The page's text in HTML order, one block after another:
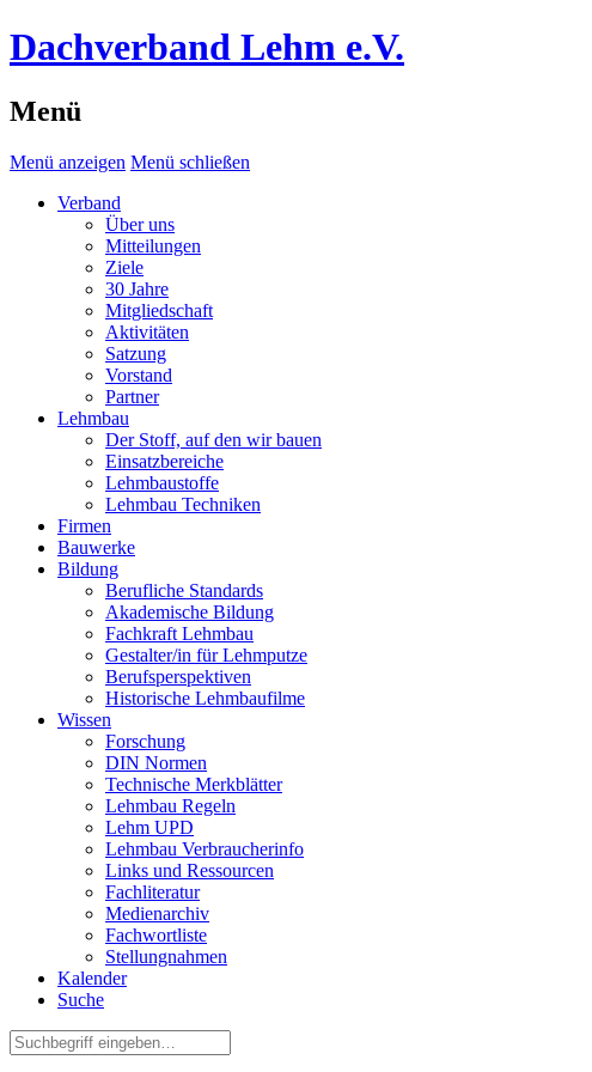
Dachverband Lehm e.V.
Menü
Menü anzeigen Menü schließen
Verband
Über uns
Mitteilungen
Ziele
30 Jahre
Mitgliedschaft
Aktivitäten
Satzung
Vorstand
Partner
Lehmbau
Der Stoff, auf den wir bauen
Einsatzbereiche
Lehmbaustoffe
Lehmbau Techniken
Firmen
Bauwerke
Bildung
Berufliche Standards
Akademische Bildung
Fachkraft Lehmbau
Gestalter/in für Lehmputze
Berufsperspektiven
Historische Lehmbaufilme
Wissen
Forschung
DIN Normen
Technische Merkblätter
Lehmbau Regeln
Lehm UPD
Lehmbau Verbraucherinfo
Links und Ressourcen
Fachliteratur
Medienarchiv
Fachwortliste
Stellungnahmen
Kalender
Suche